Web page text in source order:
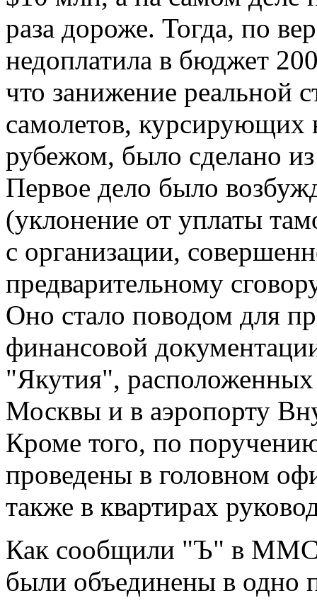
раза дороже. Тогда, по
недоплатила в бюджет
что занижение реальной
самолетов, курсирующих
рубежом, было сделано
Первое дело было
(уклонение от уплаты
с организации,
предварительному
Оно стало поводом для
финансовой
"Якутия",
Москвы и в аэропорту
Кроме того, по
проведены в головном
также в квартирах
Как сообщили "Ъ" в
были объединены в одно